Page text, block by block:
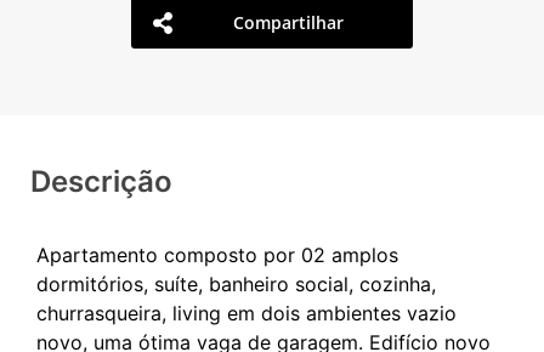
Compartilhar
Descrição
Apartamento composto por 02 amplos
dormitórios, suíte, banheiro social, cozinha,
churrasqueira, living em dois ambientes vazio
novo, uma ótima vaga de garagem. Edifício novo